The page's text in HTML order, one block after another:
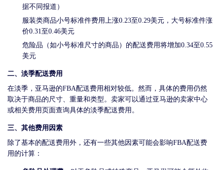
据不同报道）
服装类商品小号标准件费用上涨0.23至0.29美元，大号标准件涨
价0.31至0.46美元
危险品（如小号标准尺寸的商品）的配送费用将增加0.34至0.55
美元
二、淡季配送费用
在淡季，亚马逊的FBA配送费用相对较低。然而，具体的费用仍然
取决于商品的尺寸、重量和类型。卖家可以通过亚马逊的卖家中心
或相关费用页面查询具体的淡季配送费用。
三、其他费用因素
除了基本的配送费用外，还有一些其他因素可能会影响FBA配送费
用的计算：